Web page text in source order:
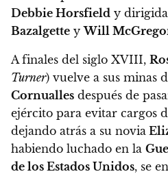
Debbie Horsfield y
Bazalgette yWill
A finales del siglo XVIII,
Turner) vuelve a sus minas
Cornualles después de
ejército para evitar cargos
dejando atrás a su novia
habiendo luchado en la
de los Estados Unidos, se